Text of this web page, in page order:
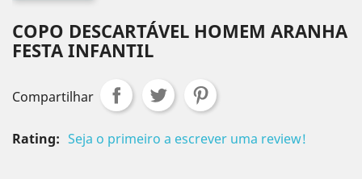
COPO DESCARTÁVEL HOMEM ARANHA
FESTA INFANTIL
Compartilhar
Rating: Seja o primeiro a escrever uma review!